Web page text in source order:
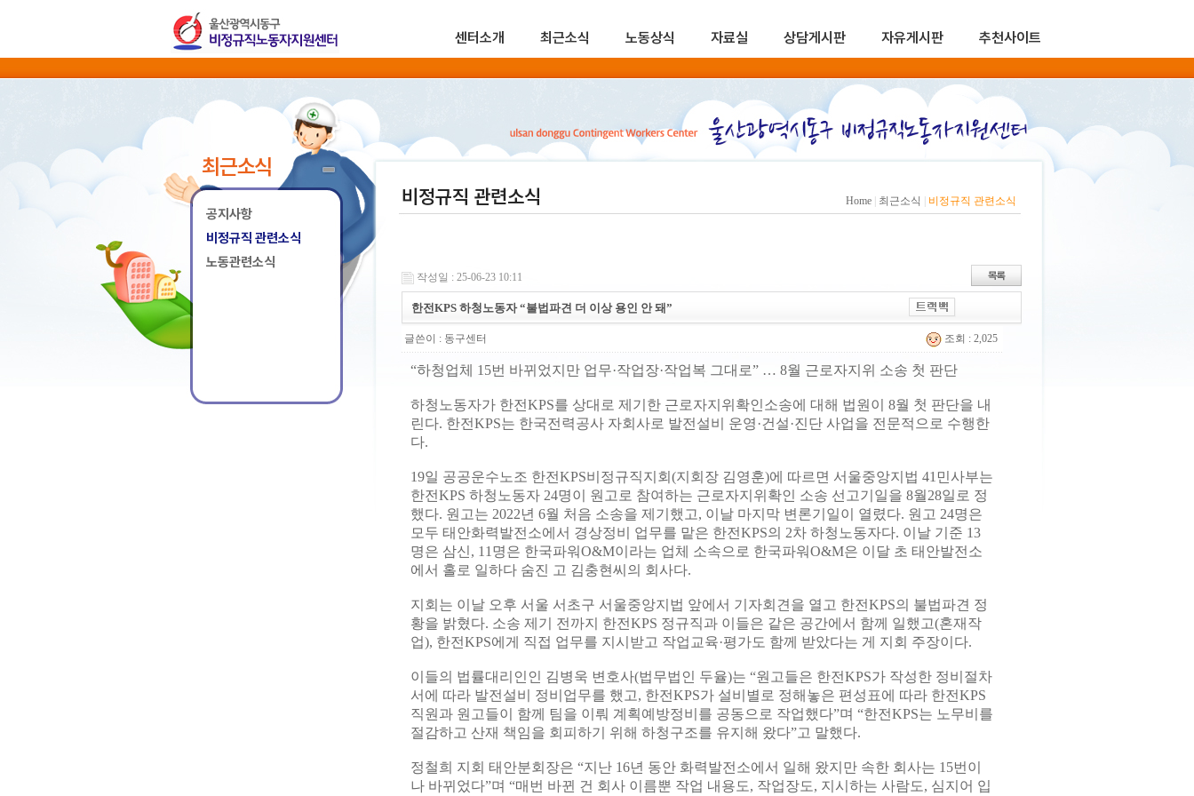
센터소개 최근소식 노동상식 자료실 상담게시판 자유게시판 추천사이트
최근소식
공지사항
비정규직 관련소식
노동관련소식
비정규직 관련소식 Home 최근소식 비정규직 관련소식
작성일 : 25-06-23 10:11
한전KPS 하청노동자 “불법파견 더 이상 용인 안 돼”
글쓴이 : 동구센터 조회 : 2,025
“하청업체 15번 바뀌었지만 업무·작업장·작업복 그대로” … 8월 근로자지위 소송 첫 판단
하청노동자가 한전KPS를 상대로 제기한 근로자지위확인소송에 대해 법원이 8월 첫 판단을 내
린다. 한전KPS는 한국전력공사 자회사로 발전설비 운영·건설·진단 사업을 전문적으로 수행한
다.
19일 공공운수노조 한전KPS비정규직지회(지회장 김영훈)에 따르면 서울중앙지법 41민사부는
한전KPS 하청노동자 24명이 원고로 참여하는 근로자지위확인 소송 선고기일을 8월28일로 정
했다. 원고는 2022년 6월 처음 소송을 제기했고, 이날 마지막 변론기일이 열렸다. 원고 24명은
모두 태안화력발전소에서 경상정비 업무를 맡은 한전KPS의 2차 하청노동자다. 이날 기준 13
명은 삼신, 11명은 한국파워O&M이라는 업체 소속으로 한국파워O&M은 이달 초 태안발전소
에서 홀로 일하다 숨진 고 김충현씨의 회사다.
지회는 이날 오후 서울 서초구 서울중앙지법 앞에서 기자회견을 열고 한전KPS의 불법파견 정
황을 밝혔다. 소송 제기 전까지 한전KPS 정규직과 이들은 같은 공간에서 함께 일했고(혼재작
업), 한전KPS에게 직접 업무를 지시받고 작업교육·평가도 함께 받았다는 게 지회 주장이다.
이들의 법률대리인인 김병욱 변호사(법무법인 두율)는 “원고들은 한전KPS가 작성한 정비절차
서에 따라 발전설비 정비업무를 했고, 한전KPS가 설비별로 정해놓은 편성표에 따라 한전KPS
직원과 원고들이 함께 팀을 이뤄 계획예방정비를 공동으로 작업했다”며 “한전KPS는 노무비를
절감하고 산재 책임을 회피하기 위해 하청구조를 유지해 왔다”고 말했다.
정철희 지회 태안분회장은 “지난 16년 동안 화력발전소에서 일해 왔지만 속한 회사는 15번이
나 바뀌었다”며 “매번 바뀐 건 회사 이름뿐 작업 내용도, 작업장도, 지시하는 사람도, 심지어 입